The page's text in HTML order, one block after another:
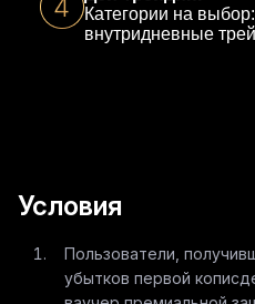
Категории на
внутридневные
Условия
Пользователи,
убытков первой